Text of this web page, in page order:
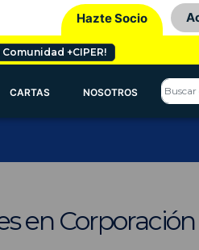
Hazte Socio
Comunidad +CIPER!
CARTAS NOSOTROS
en